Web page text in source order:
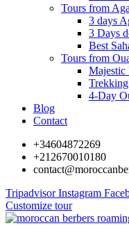
Tours from
3 days
3 Days
Best
Tours from
Majestic
4-Day
Blog
Contact
+34604872269
+212670010180
Tripadvisor Instagram
Customize tour